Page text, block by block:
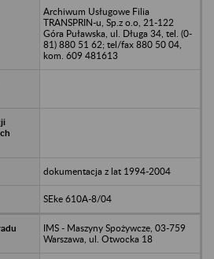
Archiwum Usługowe Filia
TRANSPRIN-u, Sp.z o.o, 21-122
Góra Puławska, ul. Długa 34, tel. (0-
81) 880 51 62; tel/fax 880 50 04,
kom. 609 481613
dokumentacja z lat 1994-2004
SEke 610A-8/04
IMS - Maszyny Spożywcze, 03-759
Warszawa, ul. Otwocka 18